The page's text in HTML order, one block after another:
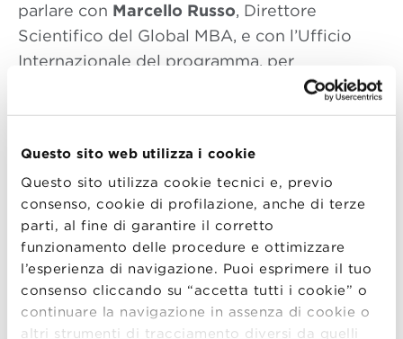
Questo sito web utilizza i cookie
Questo sito utilizza cookie tecnici e, previo
consenso, cookie di profilazione, anche di terze
parti, al fine di garantire il corretto
funzionamento delle procedure e ottimizzare
l’esperienza di navigazione. Puoi esprimere il tuo
consenso cliccando su “accetta tutti i cookie” o
continuare la navigazione in assenza di cookie o
altri strumenti di tracciamento diversi da quelli
parlare con Marcello Russo, Direttore
Scientifico del Global MBA, e con l’Ufficio
Internazionale del programma, per
comprendere le principali caratteristiche dei
nostri cinque percorsi:
AI and Manufacturing
Design, Fashion and Luxury Goods
Food and Wine
Supercars, Superbikes and Motorsports
Sustainability and Innovation